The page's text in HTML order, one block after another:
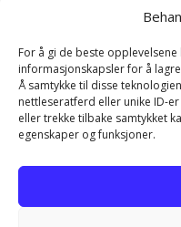
For å gi de beste
informasjonskapsler for å
Å samtykke til disse
nettleseratferd eller unike ID-
eller trekke tilbake samtykket
egenskaper og funksjoner.
a
v
i
Hjem Kontakt